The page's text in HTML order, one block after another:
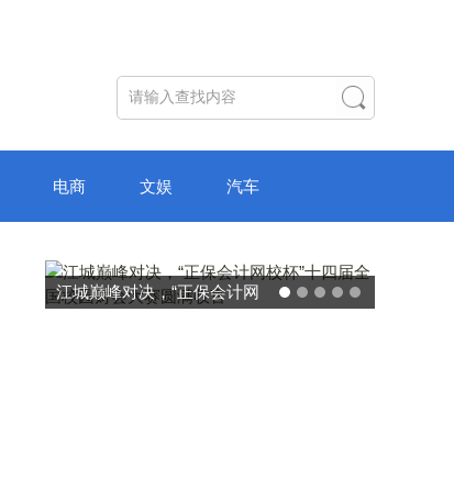
电商 文娱 汽车
江城巅峰对决，“正保会计网
破局“纸面教育”：